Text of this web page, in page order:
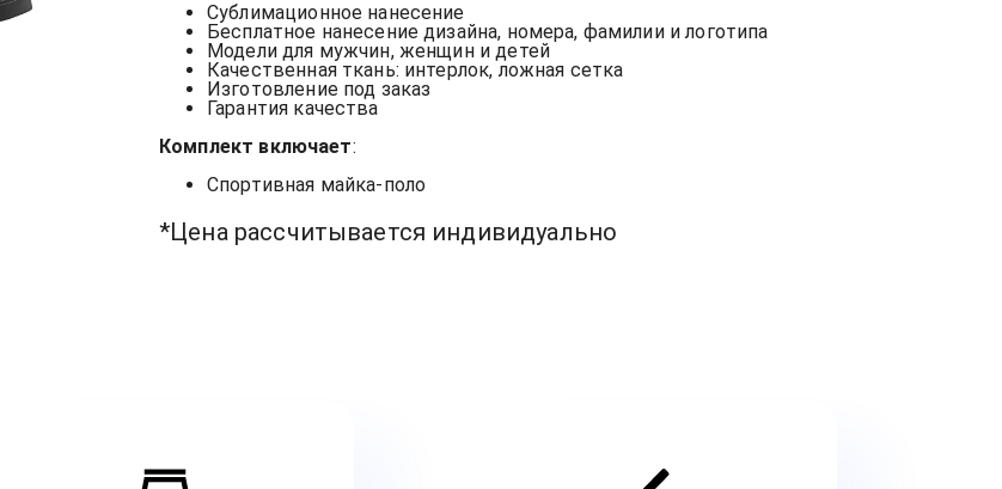
Сублимационное нанесение
Бесплатное нанесение дизайна, номера, фамилии и логотипа
Модели для мужчин, женщин и детей
Качественная ткань: интерлок, ложная сетка
Изготовление под заказ
Гарантия качества
Комплект включает:
Спортивная майка-поло
*Цена рассчитывается индивидуально